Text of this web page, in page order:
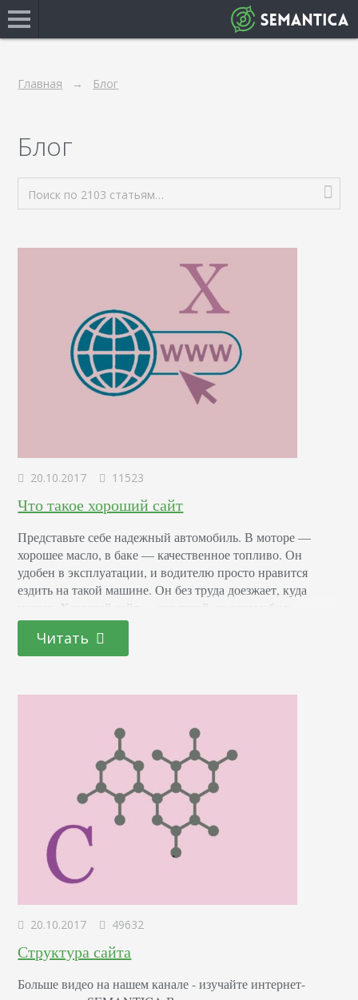
Главная Блог
Блог
Поиск по 2103 статьям…
20.10.2017 11523
Что такое хороший сайт
Представьте себе надежный автомобиль. В моторе —
хорошее масло, в баке — качественное топливо. Он
удобен в эксплуатации, и водителю просто нравится
ездить на такой машине. Он без труда доезжает, куда
нужно. Хороший сайт — это такой же автомобиль.
Пользователю удобно им пользоваться, он без труда
находит нужную ему информацию. Что значит хороший
сайт с точки зрения визуализации В первую…
Читать
20.10.2017 49632
Структура сайта
Больше видео на нашем канале - изучайте интернет-